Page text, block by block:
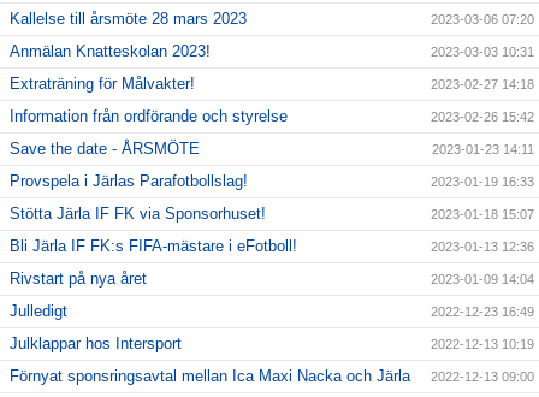
Kallelse till årsmöte 28 mars 2023 2023-03-06 07:20
Anmälan Knatteskolan 2023! 2023-03-03 10:31
Extraträning för Målvakter! 2023-02-27 14:18
Information från ordförande och styrelse 2023-02-26 15:42
Save the date - ÅRSMÖTE 2023-01-23 14:11
Provspela i Järlas Parafotbollslag! 2023-01-19 16:33
Stötta Järla IF FK via Sponsorhuset! 2023-01-18 15:07
Bli Järla IF FK:s FIFA-mästare i eFotboll! 2023-01-13 12:36
Rivstart på nya året 2023-01-09 14:04
Julledigt 2022-12-23 16:49
Julklappar hos Intersport 2022-12-13 10:19
Förnyat sponsringsavtal mellan Ica Maxi Nacka och Järla 2022-12-13 09:00